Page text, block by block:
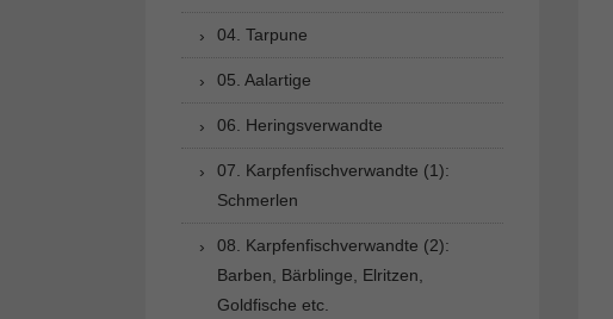
04. Tarpune
05. Aalartige
06. Heringsverwandte
07. Karpfenfischverwandte (1):
Schmerlen
08. Karpfenfischverwandte (2):
Barben, Bärblinge, Elritzen,
Goldfische etc.